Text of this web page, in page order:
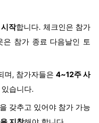
작합니다. 체크인은 참가
은 참가 종료 다음날인 토
며, 참가자들은 4~12주 사
습니다.
을 갖추고 있어야 참가 가능